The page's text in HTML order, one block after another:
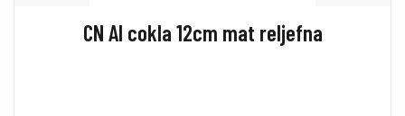
CN Al cokla 12cm mat reljefna